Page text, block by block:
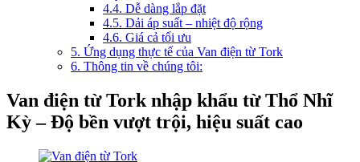
4.4. Dễ dàng lắp đặt
4.5. Dải áp suất – nhiệt độ rộng
4.6. Giá cả tối ưu
5. Ứng dụng thực tế của Van điện từ Tork
6. Thông tin về chúng tôi:
Van điện từ Tork nhập khẩu từ Thổ Nhĩ
Kỳ – Độ bền vượt trội, hiệu suất cao